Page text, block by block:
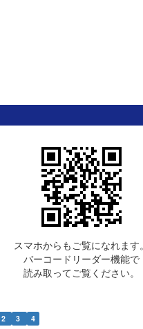
スマホからもご覧になれます。
バーコードリーダー機能で
読み取ってご覧ください。
2 3 4